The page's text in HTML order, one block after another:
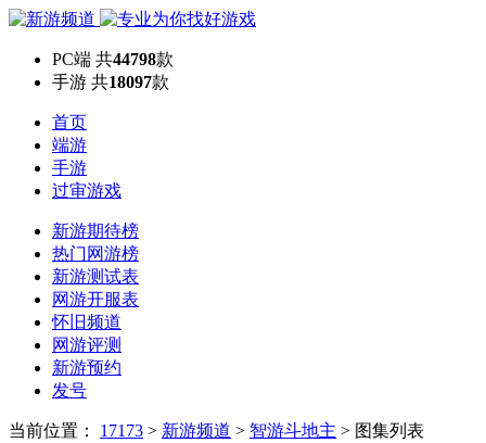
PC端 共44798款
手游 共18097款
首页
端游
手游
过审游戏
新游期待榜
热门网游榜
新游测试表
网游开服表
怀旧频道
网游评测
新游预约
发号
当前位置： 17173 > 新游频道 > 智游斗地主 > 图集列表